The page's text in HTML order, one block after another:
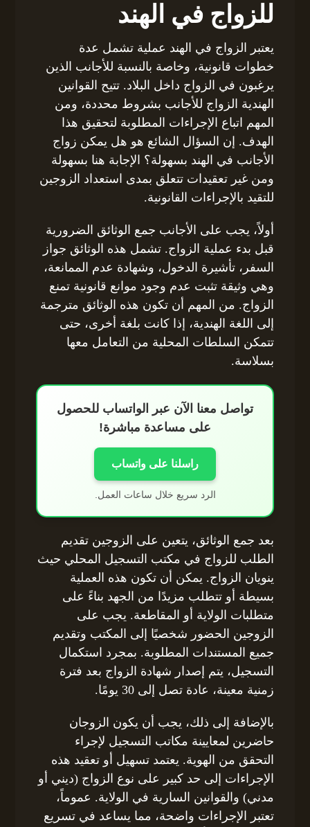
للزواج في الهند
يعتبر الزواج في الهند عملية تشمل عدة
خطوات قانونية، وخاصة بالنسبة للأجانب الذين
يرغبون في الزواج داخل البلاد. تتيح القوانين
الهندية الزواج للأجانب بشروط محددة، ومن
المهم اتباع الإجراءات المطلوبة لتحقيق هذا
الهدف. إن السؤال الشائع هو هل يمكن زواج
الأجانب في الهند بسهولة؟ الإجابة هنا بسهولة
ومن غير تعقيدات تتعلق بمدى استعداد الزوجين
للتقيد بالإجراءات القانونية.
أولاً، يجب على الأجانب جمع الوثائق الضرورية
قبل بدء عملية الزواج. تشمل هذه الوثائق جواز
السفر، تأشيرة الدخول، وشهادة عدم الممانعة،
وهي وثيقة تثبت عدم وجود موانع قانونية تمنع
الزواج. من المهم أن تكون هذه الوثائق مترجمة
إلى اللغة الهندية، إذا كانت بلغة أخرى، حتى
تتمكن السلطات المحلية من التعامل معها
بسلاسة.
تواصل معنا الآن عبر الواتساب للحصول
على مساعدة مباشرة!
راسلنا على واتساب
الرد سريع خلال ساعات العمل.
بعد جمع الوثائق، يتعين على الزوجين تقديم
الطلب للزواج في مكتب التسجيل المحلي حيث
ينويان الزواج. يمكن أن تكون هذه العملية
بسيطة أو تتطلب مزيدًا من الجهد بناءً على
متطلبات الولاية أو المقاطعة. يجب على
الزوجين الحضور شخصيًا إلى المكتب وتقديم
جميع المستندات المطلوبة. بمجرد استكمال
التسجيل، يتم إصدار شهادة الزواج بعد فترة
زمنية معينة، عادة تصل إلى 30 يومًا.
بالإضافة إلى ذلك، يجب أن يكون الزوجان
حاضرين لمعايينة مكاتب التسجيل لإجراء
التحقق من الهوية. يعتمد تسهيل أو تعقيد هذه
الإجراءات إلى حد كبير على نوع الزواج (ديني أو
مدني) والقوانين السارية في الولاية. عموماً،
تعتبر الإجراءات واضحة، مما يساعد في تسريع